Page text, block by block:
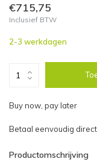
Maat: 70x70cm -
Maat: 80x80cm -
€715,75
Inclusief BTW
2-3 werkdagen
Buy now, pay later
Betaal eenvoudig
Productomschrijving